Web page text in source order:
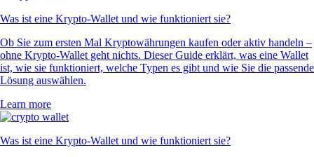
Was ist eine Krypto-Wallet und wie funktioniert sie?
Ob Sie zum ersten Mal Kryptowährungen kaufen oder aktiv handeln –
ohne Krypto-Wallet geht nichts. Dieser Guide erklärt, was eine Wallet
ist, wie sie funktioniert, welche Typen es gibt und wie Sie die passende
Lösung auswählen.
Learn more
Was ist eine Krypto-Wallet und wie funktioniert sie?